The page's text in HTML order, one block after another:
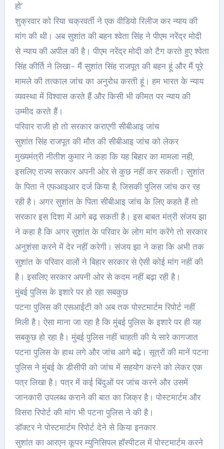
हो’
शुक्रवार को रिया चक्रवर्ती ने एक वीडियो रिलीज कर न्याय की
मांग की थी। अब सुशांत की बहन श्वेता सिंह ने पीएम नरेंद्र मोदी
से न्याय की अपील की है। पीएम नरेंद्र मोदी को टैग करते हुए श्वेता
सिंह कीर्ति ने लिखा- मैं सुशांत सिंह राजपूत की बहन हूं और मैं पूरे
मामले की तत्काल जांच का अनुरोध करती हूं। हम भारत के न्याय
व्यवस्था में विश्वास करते हैं और किसी भी कीमत पर न्याय की
उम्मीद करते हैं।
परिवार राजी हो तो सरकार कराएगी सीबीआइ जांच
सुशांत सिंह राजपूत की माैत की सीबीआइ जांच काे लेकर
मुख्यमंत्री नीतीश कुमार ने कहा कि यह बिहार का मामला नही,
इसलिए राज्‍य सरकार अपनी ओर से कुछ नहीं कर सकती। सुशांत
के पिता ने एफआइआर दर्ज किया है, जिसकी पुलिस जांच कर रह
रही है। अगर सुशांत के पिता सीबीआइ जांच के लिए कहते हैं ताे
सरकार इस दिशा में आगे बढ़ सकती है। इस बाबत मंत्री संजय झा
ने कहा है कि अगर सुशांत के परिवार के लोग मांग करेंगे तो सरकार
अनुशंसा करने में देर नहीं करेगी। संजय झा ने कहा कि अभी तक
सुशांत के परिवार वालों ने बिहार सरकार से ऐसी कोई मांग नहीं की
है। इसलिए सरकार अपनी ओर से कदम नहीं बढ़ा रही है।
मुंबई पुलिस के इशारे पर हो रहा सबकुछ
पटना पुलिस की एसआईटी को अब तक पोस्टमार्टम रिपोर्ट नहीं
मिली है। ऐसा माना जा रहा है कि मुंबई पुलिस के इशारे पर ही यह
सबकुछ हो रहा है। मुंबई पुलिस नहीं चाहती की ये सारे कागजात
पटना पुलिस के हाथ लगे और जांच आगे बढ़े। सूत्रों की मानें पटना
पुलिस ने मुंबई के डीसीपी को जांच में सहयोग करने को लेकर एक
पत्र लिखा है। पत्र में कई बिंदुओं पर जांच करने और उसमें
जानकारी उपलब्ध कराने की बात का जिक्र है। पोस्टमार्टम और
विसरा रिपोर्ट की मांग भी पटना पुलिस ने की है।
डॉक्टर ने पोस्टमार्टम रिपोर्ट देने से किया इनकार
सुशांत का आरएन कूपर म्युनिसिपल हॉस्पीटल में पोस्टमार्टम करने